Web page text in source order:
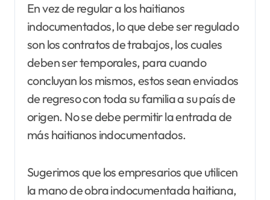
En vez de regular a los haitianos
indocumentados, lo que debe ser regulado
son los contratos de trabajos, los cuales
deben ser temporales, para cuando
concluyan los mismos, estos sean enviados
de regreso con toda su familia a su país de
origen. No se debe permitir la entrada de
más haitianos indocumentados.
Sugerimos que los empresarios que utilicen
la mano de obra indocumentada haitiana,